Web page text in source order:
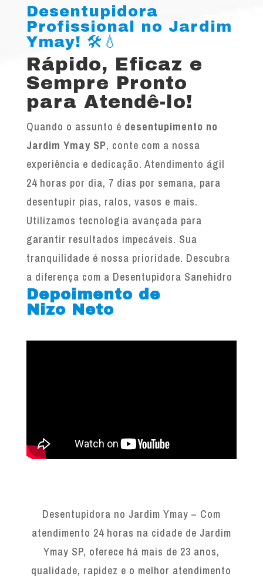
Desentupidora
Profissional no Jardim
Ymay! 🛠️💧
Rápido, Eficaz e
Sempre Pronto
para Atendê-lo!
Quando o assunto é desentupimento no
Jardim Ymay SP, conte com a nossa
experiência e dedicação. Atendimento ágil
24 horas por dia, 7 dias por semana, para
desentupir pias, ralos, vasos e mais.
Utilizamos tecnologia avançada para
garantir resultados impecáveis. Sua
tranquilidade é nossa prioridade. Descubra
a diferença com a Desentupidora Sanehidro
Depoimento de
Nizo Neto
Desentupidora no Jardim Ymay – Com
atendimento 24 horas na cidade de Jardim
Ymay SP, oferece há mais de 23 anos,
qualidade, rapidez e o melhor atendimento